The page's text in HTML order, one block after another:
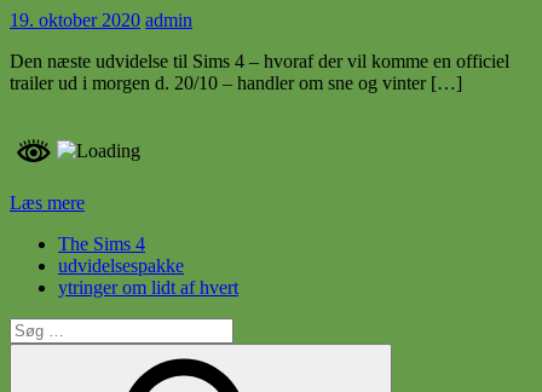
19. oktober 2020 admin
Den næste udvidelse til Sims 4 – hvoraf der vil komme en officiel
trailer ud i morgen d. 20/10 – handler om sne og vinter […]
Læs mere
The Sims 4
udvidelsespakke
ytringer om lidt af hvert
Søg
efter: